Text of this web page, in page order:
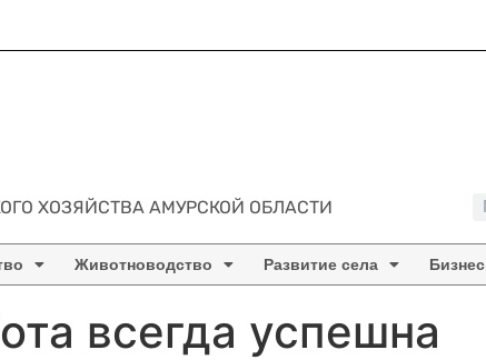
ХОЗЯЙСТВА АМУРСКОЙ ОБЛАСТИ
Животноводство Развитие села Бизнес
всегда успешна